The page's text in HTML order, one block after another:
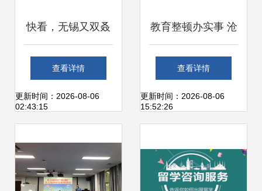
快看，无锡又双叒
有3所学校被省教
育厅点赞了！这次
公服务
查看详情
更新时间：2026-08-06
02:43:15
教育整顿办实事 沧
州基层法院砥砺前
行，真抓实干优化
查看详情
更新时间：2026-08-06
15:52:26